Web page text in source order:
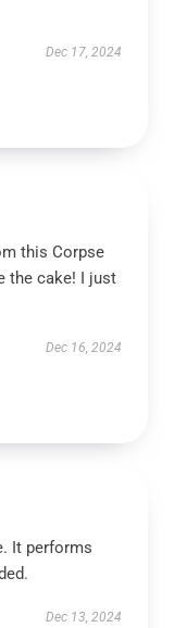
Dec 17, 2024
this Corpse
the cake! I just
Dec 16, 2024
It performs
Dec 13, 2024